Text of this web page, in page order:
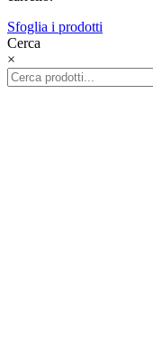
Sfoglia i prodotti
Cerca
×